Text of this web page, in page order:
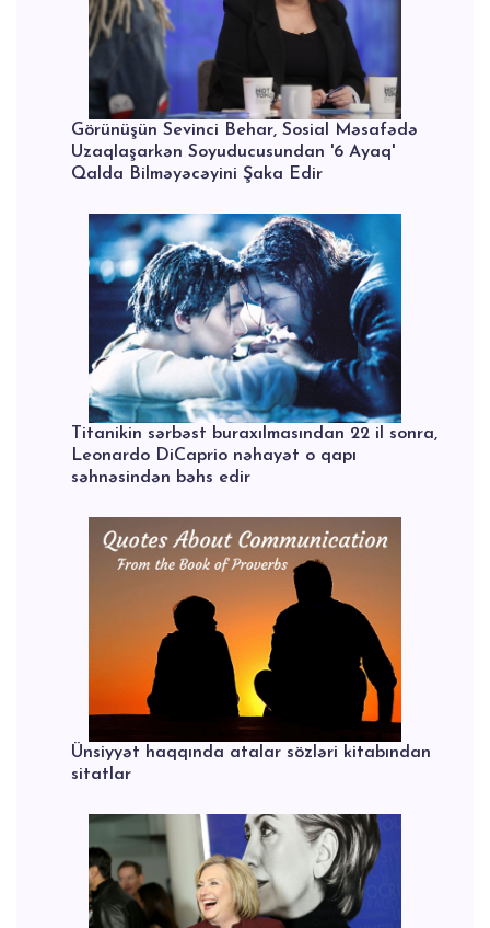
Görünüşün Sevinci Behar, Sosial Məsafədə
Uzaqlaşarkən Soyuducusundan '6 Ayaq'
Qalda Bilməyəcəyini Şaka Edir
Titanikin sərbəst buraxılmasından 22 il sonra,
Leonardo DiCaprio nəhayət o qapı
səhnəsindən bəhs edir
Ünsiyyət haqqında atalar sözləri kitabından
sitatlar